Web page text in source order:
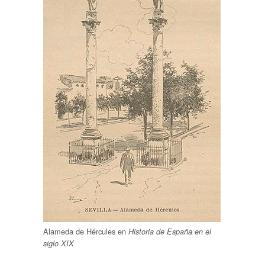
Alameda de Hércules en Historia de España en el
siglo XIX